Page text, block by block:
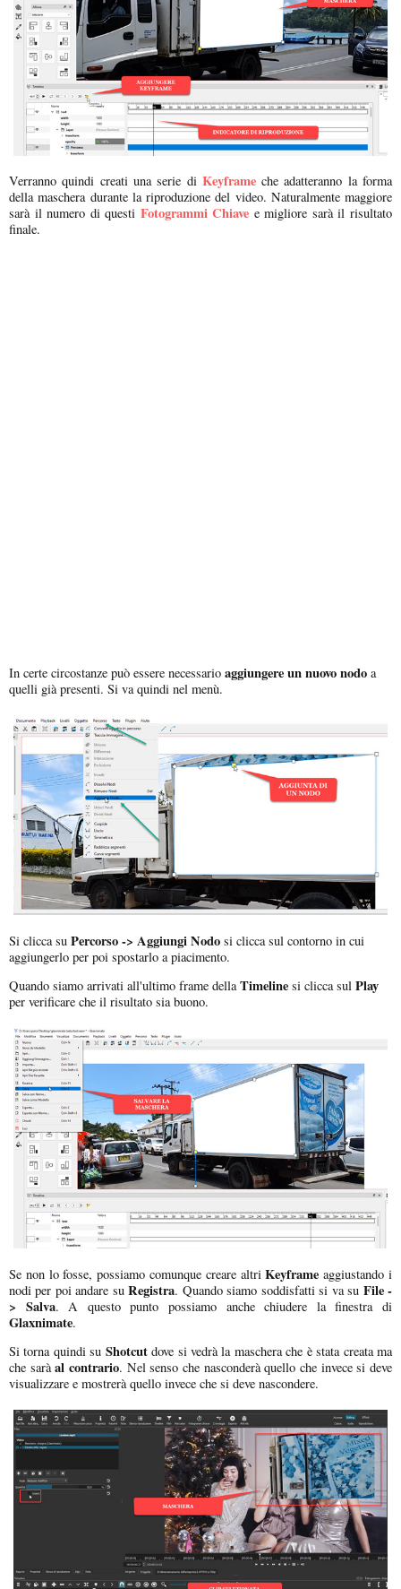
Verranno quindi creati una serie di Keyframeche adatteranno la forma
della maschera durante la riproduzione del video. Naturalmente maggiore
sarà il numero di questi Fotogrammi Chiave e migliore sarà il risultato
finale.
In certe circostanze può essere necessario aggiungere un nuovo nodo a
quelli già presenti. Si va quindi nel menù.
Si clicca su Percorso -> Aggiungi Nodo si clicca sul contorno in cui
aggiungerlo per poi spostarlo a piacimento.
Quando siamo arrivati all'ultimo frame dellaTimeline si clicca sul Play
per verificare che il risultato sia buono.
Se non lo fosse, possiamo comunque creare altriKeyframe aggiustando i
nodi per poi andare suRegistra. Quando siamo soddisfatti si va su File -
> Salva. A questo punto possiamo anche chiudere la finestra di
Glaxnimate.
Si torna quindi su Shotcutdove si vedrà la maschera che è stata creata ma
che saràal contrario. Nel senso che nasconderà quello che invece si deve
visualizzare e mostrerà quello invece che si deve nascondere.